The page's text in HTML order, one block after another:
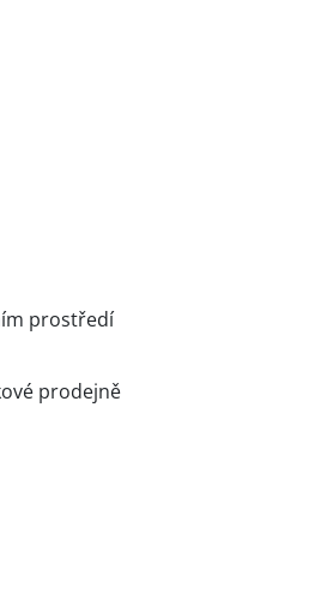
prostředí
prodejně